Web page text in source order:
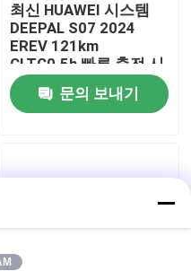
최신 HUAWEI 시스템
DEEPAL S07 2024
EREV 121km
CLTC0.5h 빠른 충전 시
간 175kW 최대 전력
320N.m 토크문의 보내기